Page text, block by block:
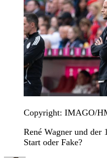
Copyright: IMAGO/
René Wagner und
Start oder Fake?